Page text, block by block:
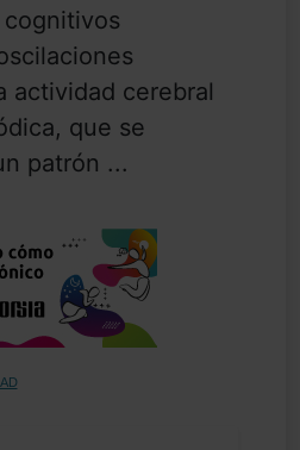
actividad cerebral
que se
patrón ...